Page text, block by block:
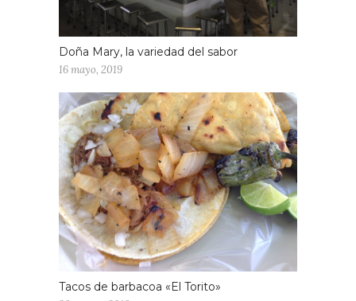
Doña Mary, la variedad del sabor
16 mayo, 2019
Tacos de barbacoa «El Torito»